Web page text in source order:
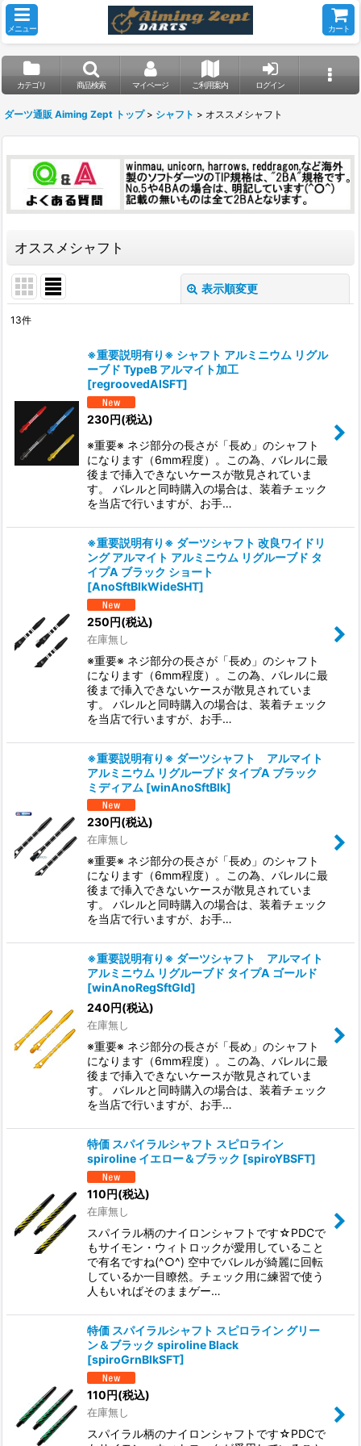
メニュー カート
カテゴリ 商品検索 マイページ ご利用案内 ログイン
ダーツ通販 Aiming Zept トップ > シャフト > オススメシャフト
オススメシャフト
表示順変更
13件
※重要説明有り※ シャフト アルミニウム リグル
ーブド TypeB アルマイト加工
[regroovedAlSFT]
230円(税込)
※重要※ ネジ部分の長さが「長め」のシャフト
になります（6mm程度）。この為、バレルに最
後まで挿入できないケースが散見されていま
す。 バレルと同時購入の場合は、装着チェック
を当店で行いますが、お手…
※重要説明有り※ ダーツシャフト 改良ワイドリ
ング アルマイト アルミニウム リグルーブド タ
イプA ブラック ショート
[AnoSftBlkWideSHT]
250円(税込)
在庫無し
※重要※ ネジ部分の長さが「長め」のシャフト
になります（6mm程度）。この為、バレルに最
後まで挿入できないケースが散見されていま
す。 バレルと同時購入の場合は、装着チェック
を当店で行いますが、お手…
※重要説明有り※ ダーツシャフト アルマイト
アルミニウム リグルーブド タイプA ブラック
ミディアム [winAnoSftBlk]
230 円(税込)
在庫無し
※重要※ ネジ部分の長さが「長め」のシャフト
になります（6mm程度）。この為、バレルに最
後まで挿入できないケースが散見されていま
す。 バレルと同時購入の場合は、装着チェック
を当店で行いますが、お手…
※重要説明有り※ ダーツシャフト アルマイト
アルミニウム リグルーブド タイプA ゴールド
[winAnoRegSftGld]
240 円(税込)
在庫無し
※重要※ ネジ部分の長さが「長め」のシャフト
になります（6mm程度）。この為、バレルに最
後まで挿入できないケースが散見されていま
す。 バレルと同時購入の場合は、装着チェック
を当店で行いますが、お手…
特価 スパイラルシャフト スピロライン
spiroline イエロー＆ブラック [spiroYBSFT]
110円(税込)
在庫無し
スパイラル柄のナイロンシャフトです☆PDCで
もサイモン・ウィトロックが愛用していること
で有名ですね(^○^) 空中でバレルが綺麗に回転
しているか一目瞭然。チェック用に練習で使う
人もいればそのままゲー…
特価 スパイラルシャフト スピロライン グリー
ン＆ブラック spiroline Black
[spiroGrnBlkSFT]
110円(税込)
在庫無し
スパイラル柄のナイロンシャフトです☆PDCで